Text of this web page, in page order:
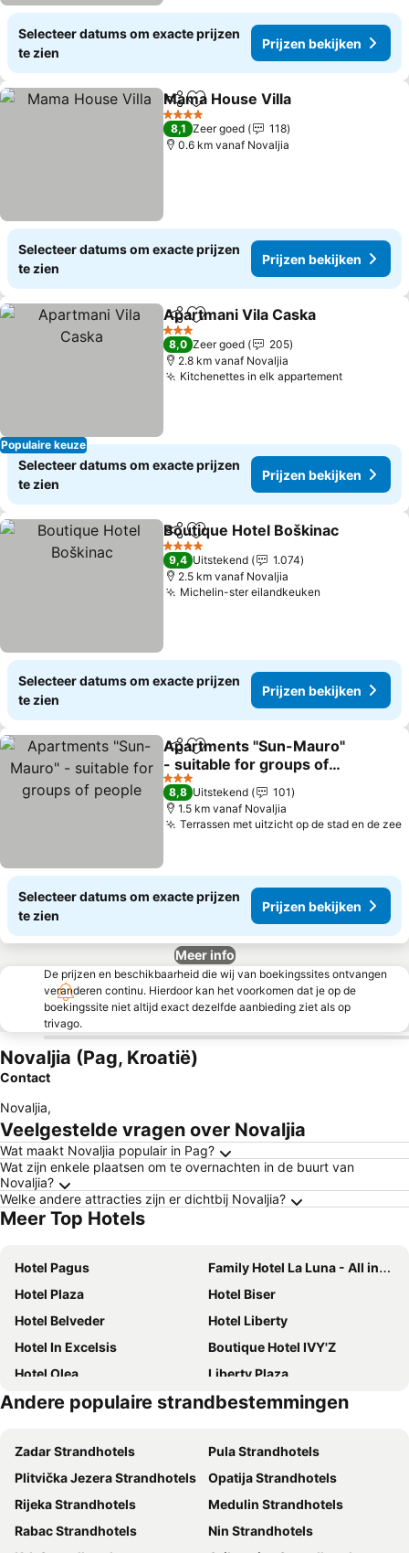
Selecteer datums om exacte prijzen
te zien
Prijzen bekijken
DelenToevoegen aan favorieten
Mama House Villa
4 Sterren
8,1 Zeer goed
118
0.6 km vanaf Novaljia
Selecteer datums om exacte prijzen
te zien
Prijzen bekijken
Populaire keuze
DelenToevoegen aan favorieten
Apartmani Vila Caska
3 Sterren
8,0 Zeer goed
205
2.8 km vanaf Novaljia
Kitchenettes in elk appartement
Selecteer datums om exacte prijzen
te zien
Prijzen bekijken
DelenToevoegen aan favorieten
Boutique Hotel Boškinac
4 Sterren
9,4 Uitstekend
1.074
2.5 km vanaf Novaljia
Michelin-ster eilandkeuken
Selecteer datums om exacte prijzen
te zien
Prijzen bekijken
DelenToevoegen aan favorieten
Apartments "Sun-Mauro"
- suitable for groups of
people
3 Sterren
8,8 Uitstekend
101
1.5 km vanaf Novaljia
Terrassen met uitzicht op de stad en de zee
Selecteer datums om exacte prijzen
te zien
Prijzen bekijken
Meer info
De prijzen en beschikbaarheid die wij van boekingssites ontvangen
veranderen continu. Hierdoor kan het voorkomen dat je op de
boekingssite niet altijd exact dezelfde aanbieding ziet als op
trivago.
Novaljia (Pag, Kroatië)
Contact
Novaljia,
Veelgestelde vragen over Novaljia
Wat maakt Novaljia populair in Pag?
Wat zijn enkele plaatsen om te overnachten in de buurt van
Novaljia?
Welke andere attracties zijn er dichtbij Novaljia?
Meer Top Hotels
Hotel Pagus
Family Hotel La Luna - All inclusive
Hotel Plaza
Hotel Biser
Hotel Belveder
Hotel Liberty
Hotel In Excelsis
Boutique Hotel IVY'Z
Hotel Olea
Liberty Plaza
Pansion Villa Bok
Hostel Vagabundo
Joel Hotel
Boutique Hotel Intermezzo - Pag centre
Kul IN Ablana
Apartments Barbati
Vila Anica
Residences Bellavista 2
the Loža - seaside festival hotel
Boutique Hotel Boškinac
Andere populaire strandbestemmingen
Zadar Strandhotels
Pula Strandhotels
Plitvička Jezera Strandhotels
Opatija Strandhotels
Rijeka Strandhotels
Medulin Strandhotels
Rabac Strandhotels
Nin Strandhotels